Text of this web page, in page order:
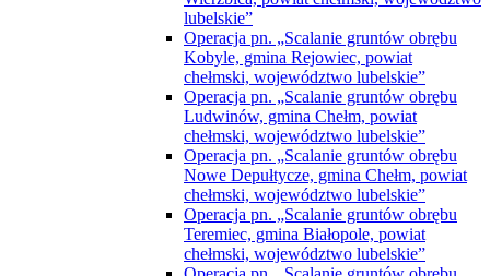
lubelskie”
Operacja pn. „Scalanie gruntów obrębu
Kobyle, gmina Rejowiec, powiat
chełmski, województwo lubelskie”
Operacja pn. „Scalanie gruntów obrębu
Ludwinów, gmina Chełm, powiat
chełmski, województwo lubelskie”
Operacja pn. „Scalanie gruntów obrębu
Nowe Depułtycze, gmina Chełm, powiat
chełmski, województwo lubelskie”
Operacja pn. „Scalanie gruntów obrębu
Teremiec, gmina Białopole, powiat
chełmski, województwo lubelskie”